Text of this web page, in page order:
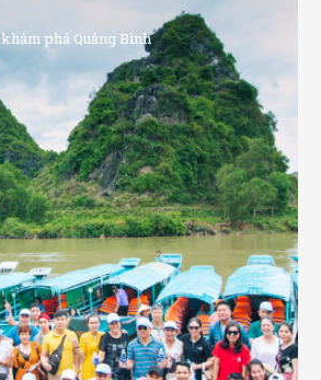
khám phá Quảng Bình